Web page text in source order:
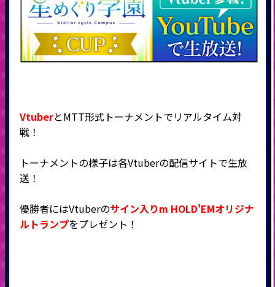
VtuberとMTT形式トーナメントでリアルタイム対
戦！
トーナメントの様子は各Vtuberの配信サイトで生放
送！
優勝者にはVtuberのサイン入りm HOLD'EMオリジナ
ルトランプをプレゼント！